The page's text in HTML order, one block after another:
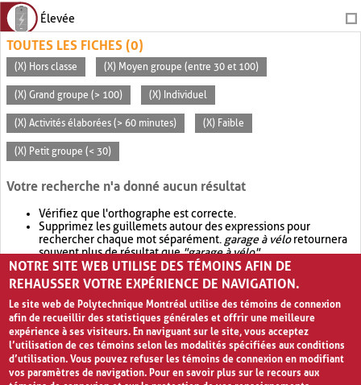
Élevée
TOUTES LES FICHES (0)
(X) Hors classe (X) Moyen groupe (entre 30 et 100)
(X) Grand groupe (> 100) (X) Individuel
(X) Activités élaborées (> 60 minutes) (X) Faible
(X) Petit groupe (< 30)
Votre recherche n'a donné aucun résultat
Vérifiez que l'orthographe est correcte.
Supprimez les guillemets autour des expressions pour
rechercher chaque mot séparément. garage à véloretournera
souvent plus de résultat que"garage à vélo".
Envisagez d'élargir votre recherche avec OR.garage OR vélo
retournera souvent plus de résultat quegarage à vélo
NOTRE SITE WEB UTILISE DES TÉMOINS AFIN DE
REHAUSSER VOTRE EXPÉRIENCE DE NAVIGATION.
Le site web de Polytechnique Montréal utilise des témoins de connexion
afin de recueillir des statistiques générales et offrir une meilleure
expérience à ses visiteurs. En naviguant sur le site, vous acceptez
l’utilisation de ces témoins selon les modalités spécifiées aux conditions
d’utilisation. Vous pouvez refuser les témoins de connexion en modifiant
vos paramètres de navigation. Pour en savoir plus sur le recours aux